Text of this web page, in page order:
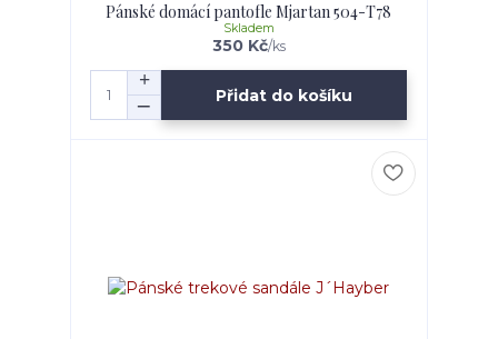
Pánské domácí pantofle Mjartan 504-T78
350 Kč/ks
Skladem
Přidat do košíku